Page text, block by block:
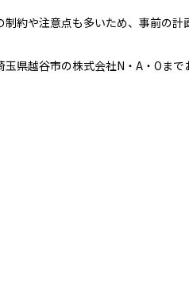
約や注意点も多いため、事前の
県越谷市の株式会社N・A・Oまで